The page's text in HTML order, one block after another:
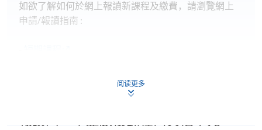
如欲了解如何於網上報讀新課程及繳費，請瀏覽網上
申請/報讀指南 :
阅读更多